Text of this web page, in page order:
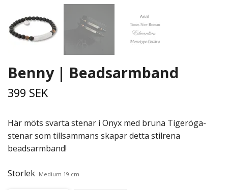
Benny | Beadsarmband
399 SEK
Här möts svarta stenar i Onyx med bruna Tigeröga-
stenar som tillsammans skapar detta stilrena
beadsarmband!
Storlek Medium 19 cm